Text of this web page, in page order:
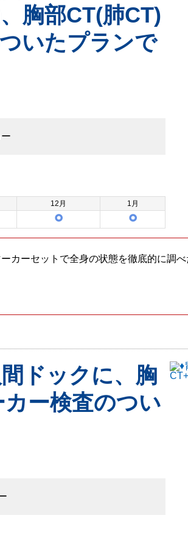
胸部CT(肺CT)
いたプランで
12 月 1 月
カーセットで全身の状態を徹底的に調
ドックに、胸
ー検査のつい